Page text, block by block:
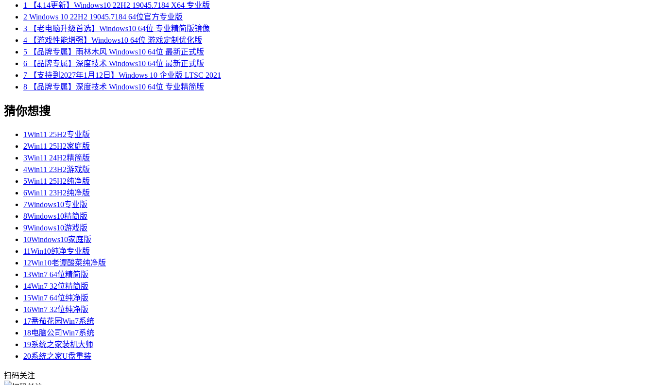
1
【4.14更新】Windows10 22H2 19045.7184 X64 专业版
2 Windows 10 22H2 19045.7184 64位官方专业版
3 【老电脑升级首选】Windows10 64位 专业精简版镜像
4 【游戏性能增强】Windows10 64位 游戏定制优化版
5 【品牌专属】雨林木风 Windows10 64位 最新正式版
6 【品牌专属】深度技术 Windows10 64位 最新正式版
7 【支持到2027年1月12日】Windows 10 企业版 LTSC 2021
8 【品牌专属】深度技术 Windows10 64位 专业精简版
猜你想搜
1Win11 25H2专业版
2Win11 25H2家庭版
3Win11 24H2精简版
4Win11 23H2游戏版
5Win11 25H2纯净版
6Win11 23H2纯净版
7Windows10专业版
8Windows10精简版
9Windows10游戏版
10Windows10家庭版
11Win10纯净专业版
12Win10老谭酸菜纯净版
13Win7 64位精简版
14Win7 32位精简版
15Win7 64位纯净版
16Win7 32位纯净版
17番茄花园Win7系统
18电脑公司Win7系统
19系统之家装机大师
20系统之家U盘重装
扫码关注